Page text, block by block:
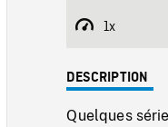
beginning
1x
Playback
DESCRIPTION
Quelques